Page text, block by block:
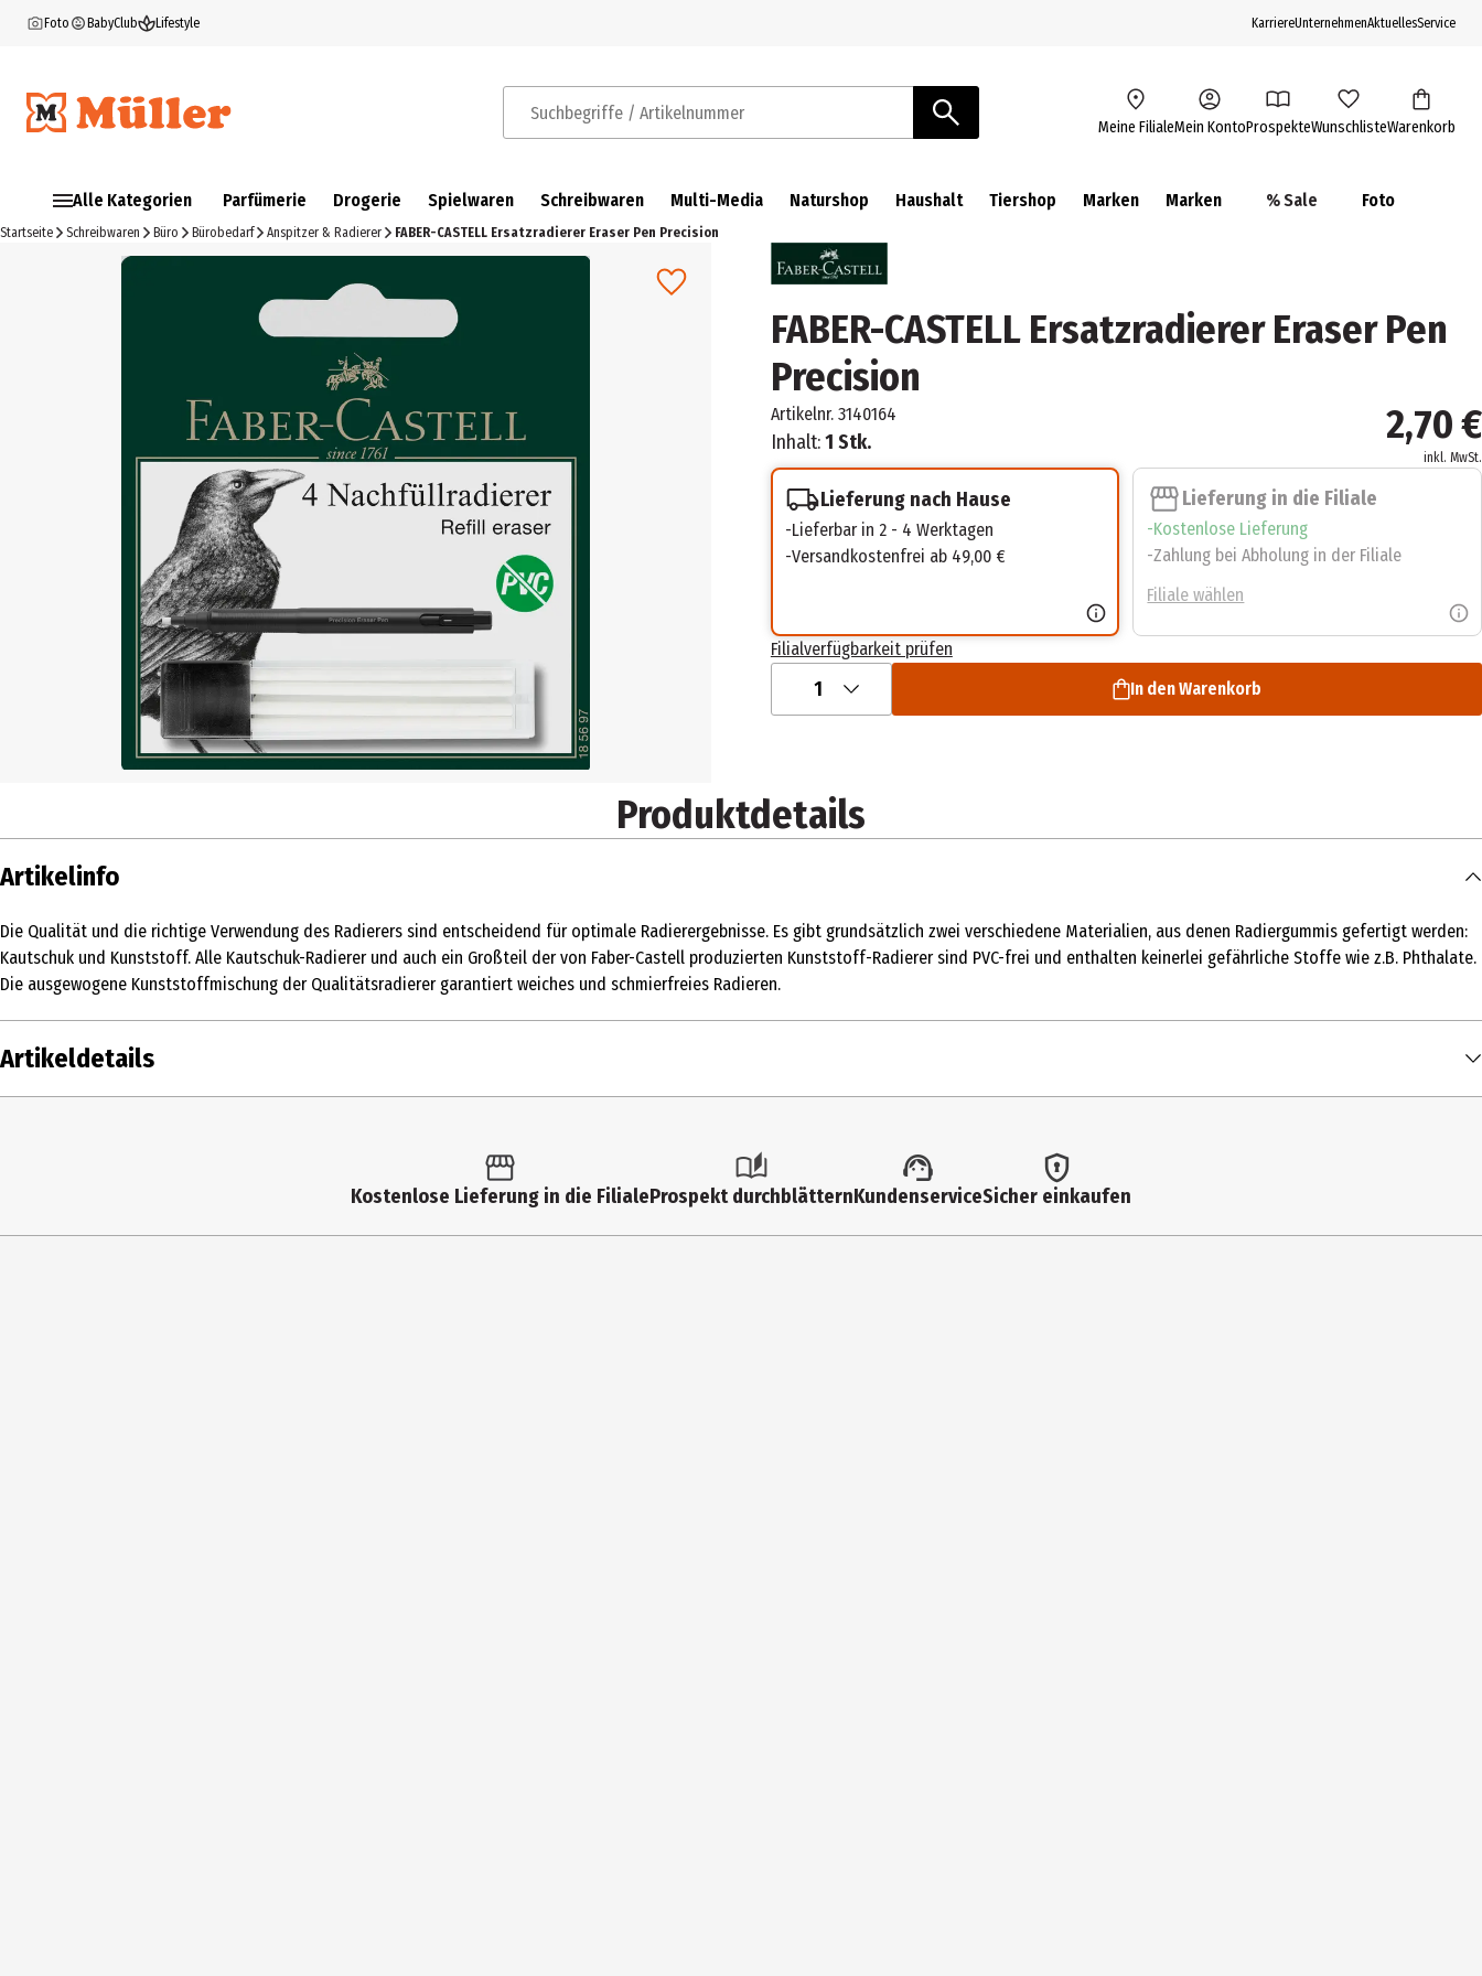
Foto BabyClub Lifestyle KarriereUnternehmenAktuellesService
Suchbegriffe / Artikelnummer Meine FilialeMein KontoProspekteWunschlisteWarenkorb
Alle Kategorien Parfümerie Drogerie Spielwaren Schreibwaren Multi-Media Naturshop Haushalt Tiershop Marken Marken % Sale Foto
Startseite Schreibwaren Büro Bürobedarf Anspitzer & Radierer FABER-CASTELL Ersatzradierer Eraser Pen Precision
FABER-CASTELL Ersatzradierer Eraser Pen
Precision
Artikelnr. 3140164
Inhalt:1 Stk. 2,70 €
inkl. MwSt.
Lieferung nach Hause
Lieferbar in 2 - 4 Werktagen
Versandkostenfrei ab 49,00 €
Lieferung in die Filiale
Kostenlose Lieferung
Zahlung bei Abholung in der Filiale
Filiale wählen
Filialverfügbarkeit prüfen
1 In den Warenkorb
Produktdetails
Artikelinfo
Die Qualität und die richtige Verwendung des Radierers sind entscheidend für optimale Radierergebnisse. Es gibt grundsätzlich zwei verschiedene Materialien, aus denen Radiergummis gefertigt werden:
Kautschuk und Kunststoff. Alle Kautschuk-Radierer und auch ein Großteil der von Faber-Castell produzierten Kunststoff-Radierer sind PVC-frei und enthalten keinerlei gefährliche Stoffe wie z.B. Phthalate.
Die ausgewogene Kunststoffmischung der Qualitätsradierer garantiert weiches und schmierfreies Radieren.
Artikeldetails
A. W. Faber-Castell Vertrieb GmbH
Kostenlose Lieferung in die FilialeProspekt durchblätternKundenserviceSicher einkaufen